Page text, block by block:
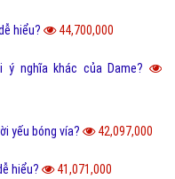
hiểu? 44,700,000
ý nghĩa khác của Dame?
yếu bóng vía? 42,097,000
hiểu? 41,071,000